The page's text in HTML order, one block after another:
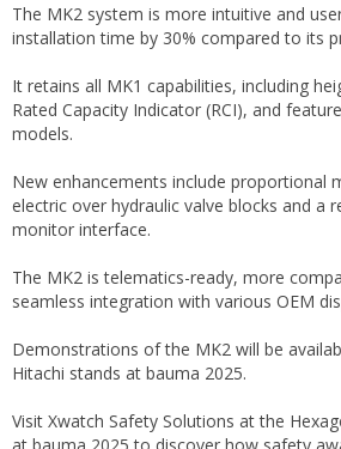
The MK2 system is more intuitive and
installation time by 30% compared to its
It retains all MK1 capabilities, including
Rated Capacity Indicator (RCI), and
models.
New enhancements include proportional
electric over hydraulic valve blocks and a
monitor interface.
The MK2 is telematics-ready, more
seamless integration with various OEM
Demonstrations of the MK2 will be
Hitachi stands at bauma 2025.
Visit Xwatch Safety Solutions at the